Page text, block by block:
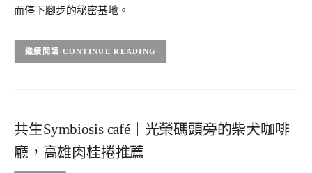
而停下腳步的秘密基地。
CONTINUE READING
共生Symbiosis café｜光榮碼頭旁的柴犬咖啡
廳，高雄肉桂捲推薦